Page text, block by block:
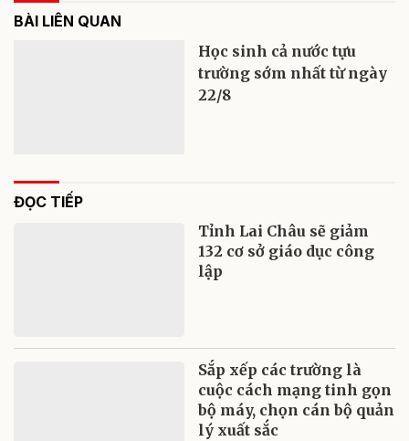
BÀI LIÊN QUAN
Học sinh cả nước tựu
trường sớm nhất từ ngày
22/8
ĐỌC TIẾP
Tỉnh Lai Châu sẽ giảm
132 cơ sở giáo dục công
lập
Sắp xếp các trường là
cuộc cách mạng tinh gọn
bộ máy, chọn cán bộ quản
lý xuất sắc